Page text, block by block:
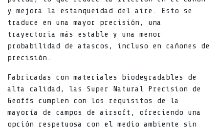
y mejora la estanqueidad del aire. Esto se
traduce en una mayor precisión, una
trayectoria más estable y una menor
probabilidad de atascos, incluso en cañones de
precisión.
Fabricadas con materiales biodegradables de
alta calidad, las Super Natural Precision de
Geoffs cumplen con los requisitos de la
mayoría de campos de airsoft, ofreciendo una
opción respetuosa con el medio ambiente sin